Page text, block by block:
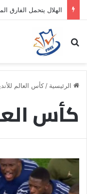
بحث عن
الرئيسية / كأس العالم
كأس